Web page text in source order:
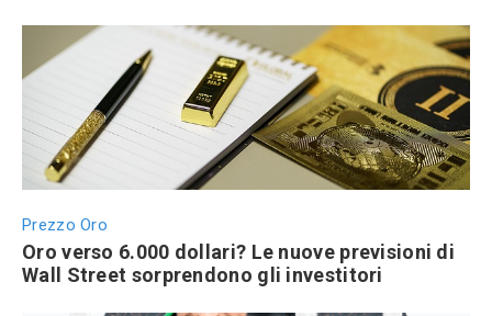
Prezzo Oro
Oro verso 6.000 dollari? Le nuove previsioni di
Wall Street sorprendono gli investitori